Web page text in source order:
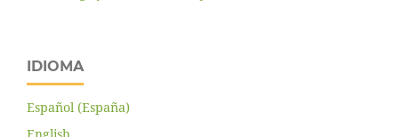
IDIOMA
Español (España)
English